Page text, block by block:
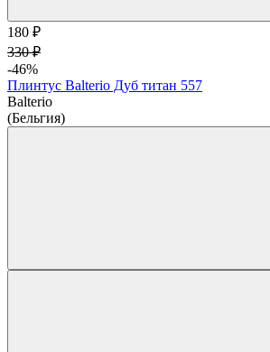
180 ₽
330 ₽
-46%
Плинтус Balterio Дуб титан 557
Balterio
(Бельгия)